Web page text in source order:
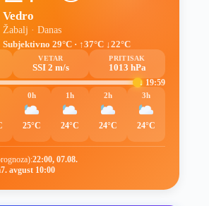
Vedro
Žabalj · Danas
Subjektivno 29°C · ↑37°C ↓22°C
VETAR
SSI 2 m/s
PRITISAK
1013 hPa
↓ 19:59
0h
25°C
1h
24°C
2h
24°C
3h
24°C
22:00, 07.08.
7. avgust 10:00